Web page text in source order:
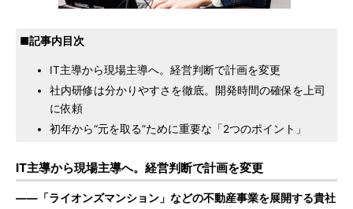
■記事内目次
IT主導から現場主導へ。経営判断で計画を変更
社内研修は分かりやすさを徹底。開発時間の確保を上司
に依頼
初年から“元を取る”ために重要な「2つのポイント」
IT主導から現場主導へ。経営判断で計画を変更
――「ライオンズマンション」などの不動産事業を展開する貴社